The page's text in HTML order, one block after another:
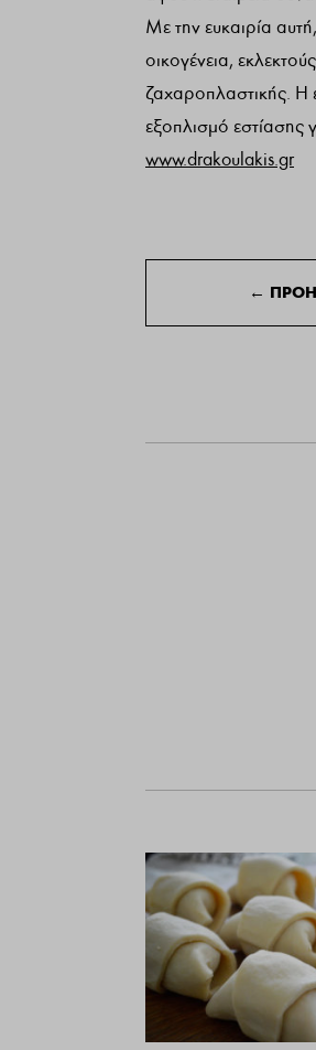
Με την ευκαιρία
οικογένεια,
ζαχαροπλαστικής. Η
εξοπλισμό εστίασης
www.drakoulakis.gr
←